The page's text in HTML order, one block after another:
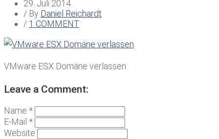
29. Juli 2014
/ By Daniel Reichardt
/ 1 COMMENT
VMware ESX Domäne verlassen
Leave a Comment:
Name *
E-Mail *
Website